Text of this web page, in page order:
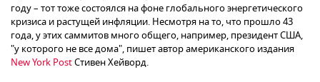
году – тот тоже состоялся на фоне глобального энергетического
кризиса и растущей инфляции. Несмотря на то, что прошло 43
года, у этих саммитов много общего, например, президент США,
"у которого не все дома", пишет автор американского издания
New York PostСтивен Хейворд.